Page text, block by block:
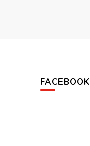
FACEBOOK